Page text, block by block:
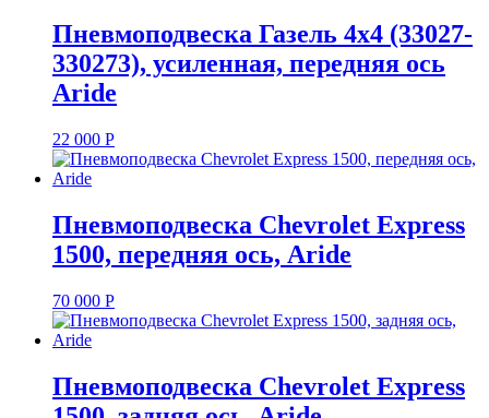
Пневмоподвеска Газель 4х4 (33027-
330273), усиленная, передняя ось
Aride
22 000 Р
Пневмоподвеска Chevrolet Express
1500, передняя ось, Aride
70 000 Р
Пневмоподвеска Chevrolet Express